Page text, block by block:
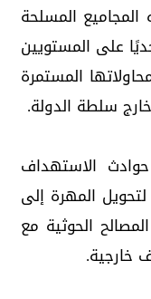
المسلحة
على المستويين
المستمرة
سلطة الدولة.
الاستهداف
المهرة إلى
الحوثية مع
خارجية.